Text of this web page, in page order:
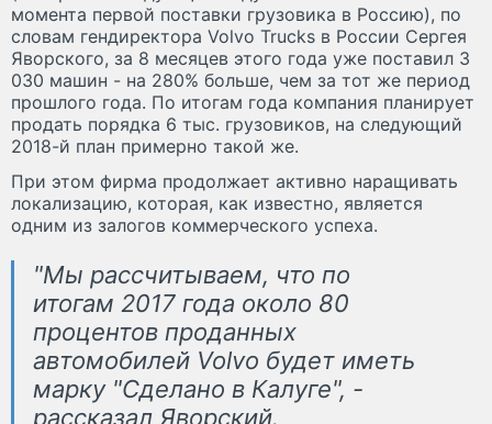
момента первой поставки грузовика в Россию), по
словам гендиректора Volvo Trucks в России Сергея
Яворского, за 8 месяцев этого года уже поставил 3
030 машин - на 280% больше, чем за тот же период
прошлого года. По итогам года компания планирует
продать порядка 6 тыс. грузовиков, на следующий
2018-й план примерно такой же.
При этом фирма продолжает активно наращивать
локализацию, которая, как известно, является
одним из залогов коммерческого успеха.
"Мы рассчитываем, что по
итогам 2017 года около 80
процентов проданных
автомобилей Volvo будет иметь
марку "Сделано в Калуге", -
рассказал Яворский.